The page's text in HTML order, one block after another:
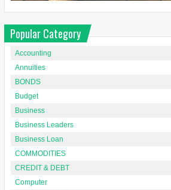
Popular Category
Accounting
Annuities
BONDS
Budget
Business
Business Leaders
Business Loan
COMMODITIES
CREDIT & DEBT
Computer